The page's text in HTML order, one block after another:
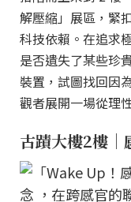
解壓縮」展區，緊
科技依賴。在追求
是否遺失了某些珍
裝置，試圖找回因
觀者展開一場從理
古蹟大樓2樓｜